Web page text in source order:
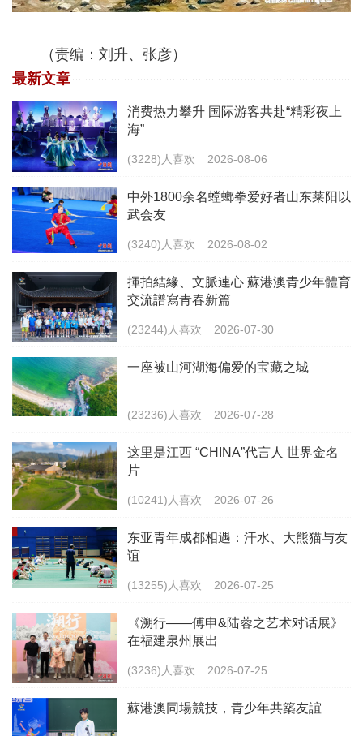
（责编：刘升、张彦）
最新文章
消费热力攀升 国际游客共赴“精彩夜上
海”
(3228)人喜欢 2026-08-06
中外1800余名螳螂拳爱好者山东莱阳以
武会友
(3240)人喜欢 2026-08-02
揮拍結緣、文脈連心 蘇港澳青少年體育
交流譜寫青春新篇
(23244)人喜欢 2026-07-30
一座被山河湖海偏爱的宝藏之城
(23236)人喜欢 2026-07-28
这里是江西 “CHINA”代言人 世界金名
片
(10241)人喜欢 2026-07-26
东亚青年成都相遇：汗水、大熊猫与友
谊
(13255)人喜欢 2026-07-25
《溯行——傅申&陆蓉之艺术对话展》
在福建泉州展出
(3236)人喜欢 2026-07-25
蘇港澳同場競技，青少年共築友誼